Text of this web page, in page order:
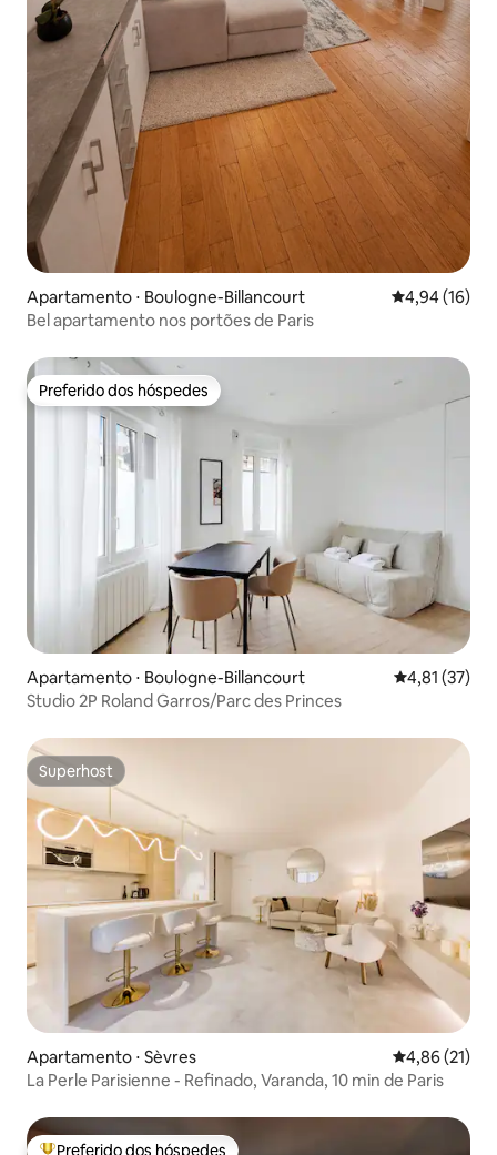
Apartamento ⋅ Boulogne-Billancourt 4,94 de uma
4,94 (16)
Bel apartamento nos portões de Paris
Preferido dos hóspedes
Preferido dos hóspedes
Apartamento ⋅ Boulogne-Billancourt 4,81 de uma
4,81 (37)
Studio 2P Roland Garros/Parc des Princes
Superhost
Superhost
Apartamento ⋅ Sèvres 4,86 de uma
4,86 (21)
La Perle Parisienne - Refinado, Varanda, 10 min de Paris
Preferido dos hóspedes